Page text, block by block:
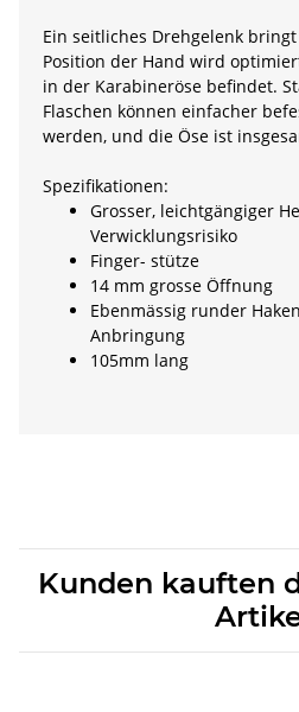
Ein seitliches Drehgelenk
Position der Hand wird
in der Karabineröse befindet.
Flaschen können einfacher
werden, und die Öse ist
Spezifikationen:
Grosser, leichtgängiger
Verwicklungsrisiko
Finger- stütze
14 mm grosse Öffnung
Ebenmässig runder
Anbringung
105mm lang
Kunden kauften